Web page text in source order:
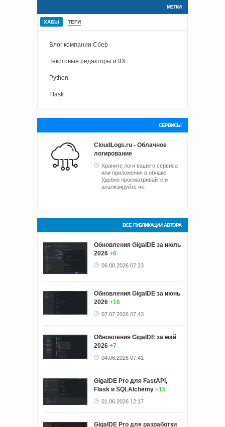
МЕТКИ
ХАБЫ ТЕГИ
Блог компании Сбер
Текстовые редакторы и IDE
Python
Flask
СЕРВИСЫ
CloudLogs.ru - Облачное
логирование
Храните логи вашего сервиса
или приложения в облаке.
Удобно просматривайте и
анализируйте их.
ВСЕ ПУБЛИКАЦИИ АВТОРА
Обновления GigaIDE за июль
2026 +6
06.08.2026 07:23
Обновления GigaIDE за июнь
2026 +16
07.07.2026 07:43
Обновления GigaIDE за май
2026 +7
04.06.2026 07:41
GigaIDE Pro для FastAPI,
Flask и SQLAlchemy +15
01.06.2026 12:17
GigaIDE Pro для разработки